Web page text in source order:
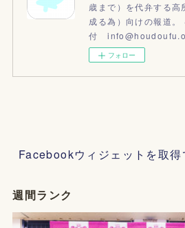
歳まで）を代弁する高
成る為）向けの報道。
付
フォロー
Facebookウィジェットを取得
週間ランク